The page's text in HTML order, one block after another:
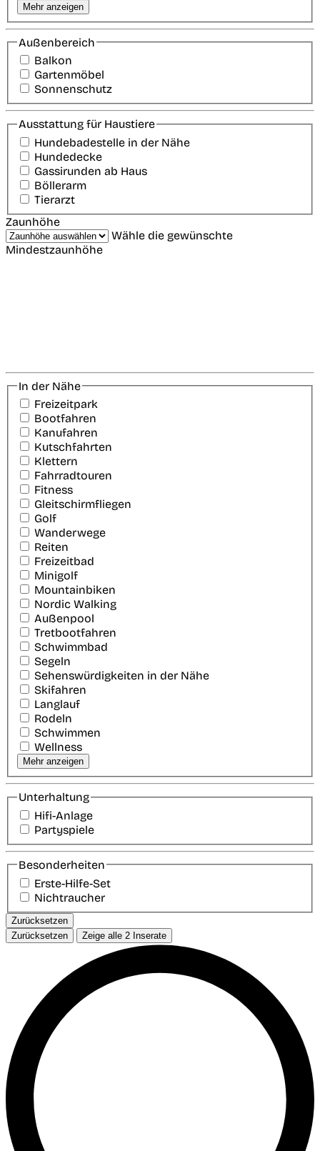
Mehr anzeigen
Außenbereich
Balkon
Gartenmöbel
Sonnenschutz
Ausstattung für Haustiere
Hundebadestelle in der Nähe
Hundedecke
Gassirunden ab Haus
Böllerarm
Tierarzt
Zaunhöhe
Wähle die gewünschte
Mindestzaunhöhe
In der Nähe
Freizeitpark
Bootfahren
Kanufahren
Kutschfahrten
Klettern
Fahrradtouren
Fitness
Gleitschirmfliegen
Golf
Wanderwege
Reiten
Freizeitbad
Minigolf
Mountainbiken
Nordic Walking
Außenpool
Tretbootfahren
Schwimmbad
Segeln
Sehenswürdigkeiten in der Nähe
Skifahren
Langlauf
Rodeln
Schwimmen
Wellness
Mehr anzeigen
Unterhaltung
Hifi-Anlage
Partyspiele
Besonderheiten
Erste-Hilfe-Set
Nichtraucher
Zurücksetzen
Zurücksetzen
Zeige alle 2 Inserate